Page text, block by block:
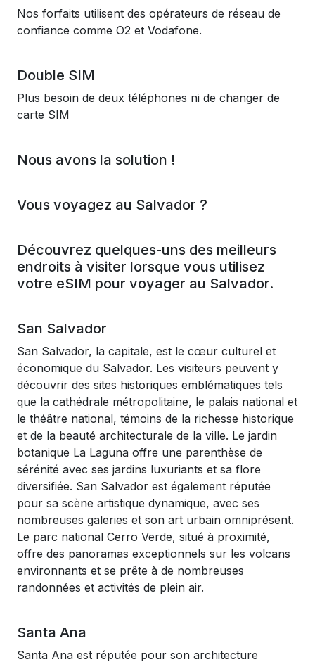
Nos forfaits utilisent des opérateurs de réseau de
confiance comme O2 et Vodafone.
Double SIM
Plus besoin de deux téléphones ni de changer de
carte SIM
Nous avons la solution !
Vous voyagez au Salvador ?
Découvrez quelques-uns des meilleurs
endroits à visiter lorsque vous utilisez
votre eSIM pour voyager au Salvador.
San Salvador
San Salvador, la capitale, est le cœur culturel et
économique du Salvador. Les visiteurs peuvent y
découvrir des sites historiques emblématiques tels
que la cathédrale métropolitaine, le palais national et
le théâtre national, témoins de la richesse historique
et de la beauté architecturale de la ville. Le jardin
botanique La Laguna offre une parenthèse de
sérénité avec ses jardins luxuriants et sa flore
diversifiée. San Salvador est également réputée
pour sa scène artistique dynamique, avec ses
nombreuses galeries et son art urbain omniprésent.
Le parc national Cerro Verde, situé à proximité,
offre des panoramas exceptionnels sur les volcans
environnants et se prête à de nombreuses
randonnées et activités de plein air.
Santa Ana
Santa Ana est réputée pour son architecture